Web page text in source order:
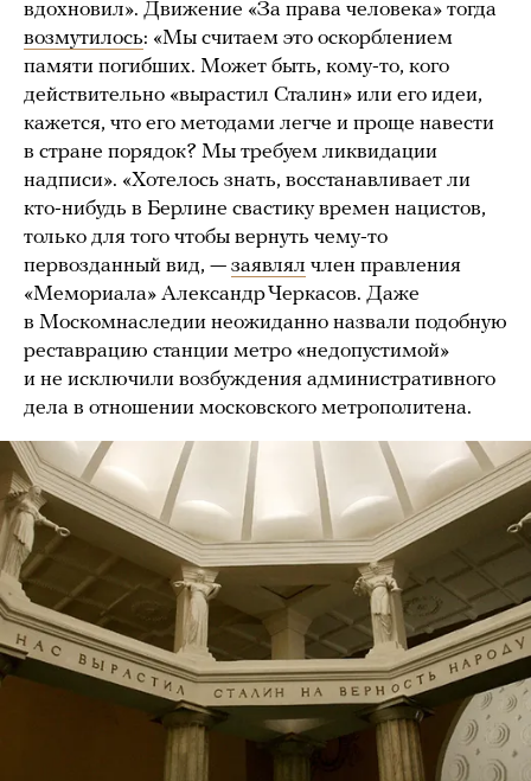
вдохновил». Движение «За права человека» тогда
возмутилось: «Мы считаем это оскорблением
памяти погибших. Может быть, кому-то, кого
действительно «вырастил Сталин» или его идеи,
кажется, что его методами легче и проще навести
в стране порядок? Мы требуем ликвидации
надписи». «Хотелось знать, восстанавливает ли
кто-нибудь в Берлине свастику времен нацистов,
только для того чтобы вернуть чему-то
первозданный вид, — заявлял член правления
«Мемориала» Александр Черкасов. Даже
в Москомнаследии неожиданно назвали подобную
реставрацию станции метро «недопустимой»
и не исключили возбуждения административного
дела в отношении московского метрополитена.